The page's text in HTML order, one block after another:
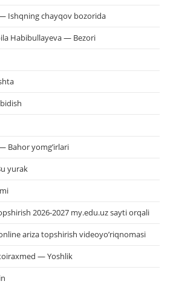
Ishqning chayqov bozorida
Habibullayeva — Bezori
Bahor yomg’irlari
yurak
2026-2027 my.edu.uz sayti orqali
ariza topshirish videoyo’riqnomasi
— Yoshlik